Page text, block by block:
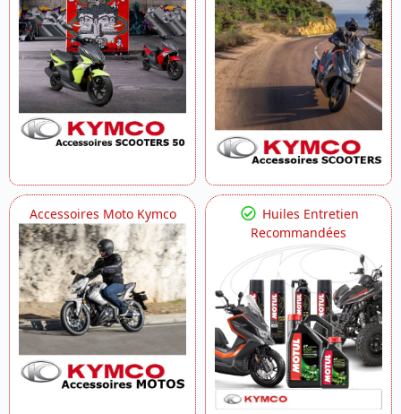
Accessoires Moto Kymco
Huiles Entretien
Recommandées